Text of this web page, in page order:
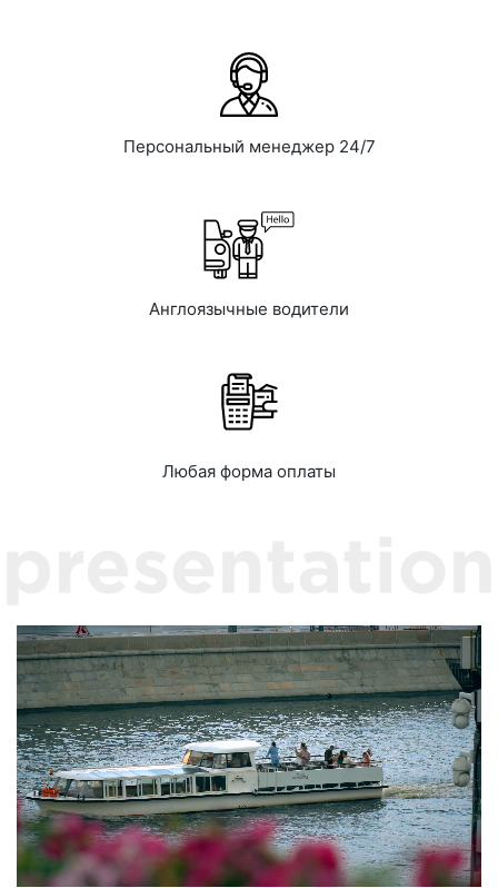
Персональный менеджер 24/7
Англоязычные водители
Любая форма оплаты